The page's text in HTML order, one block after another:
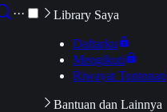
··· Library Saya
Daftarku
Mengikuti
Riwayat Tontonan
Bantuan dan Lainnya